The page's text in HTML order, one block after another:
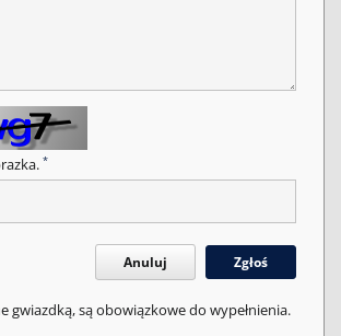
*
Anuluj Zgłoś
gwiazdką, są obowiązkowe do wypełnienia.